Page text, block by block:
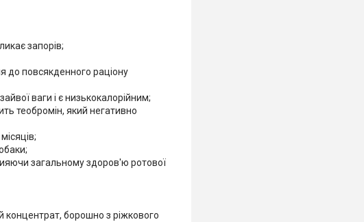
запорів;
до повсякденного раціону
ваги і є низькокалорійним;
теобромін, який негативно
загальному здоров'ю ротової
борошно з ріжкового